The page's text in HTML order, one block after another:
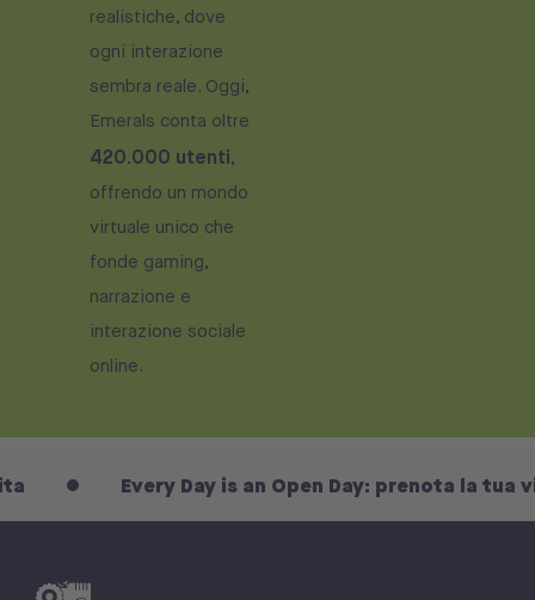
realistiche, dove
ogni interazione
sembra reale. Oggi,
Emerals conta oltre
420.000 utenti,
offrendo un mondo
virtuale unico che
fonde gaming,
narrazione e
interazione sociale
online.
Every Day is an Open Day: prenota la tua visita